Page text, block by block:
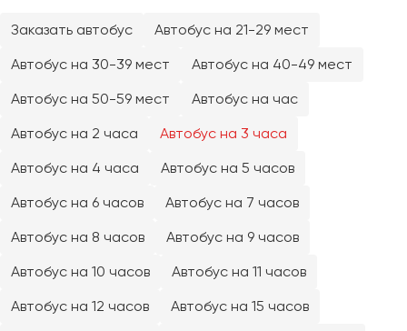
Заказать автобус
Автобус на 21-29 мест
Автобус на 30-39 мест
Автобус на 40-49 мест
Автобус на 50-59 мест
Автобус на час
Автобус на 2 часа
Автобус на 3 часа
Автобус на 4 часа
Автобус на 5 часов
Автобус на 6 часов
Автобус на 7 часов
Автобус на 8 часов
Автобус на 9 часов
Автобус на 10 часов
Автобус на 11 часов
Автобус на 12 часов
Автобус на 15 часов
Уфа
Феодосия
Чебоксары
Челябинск
Чита